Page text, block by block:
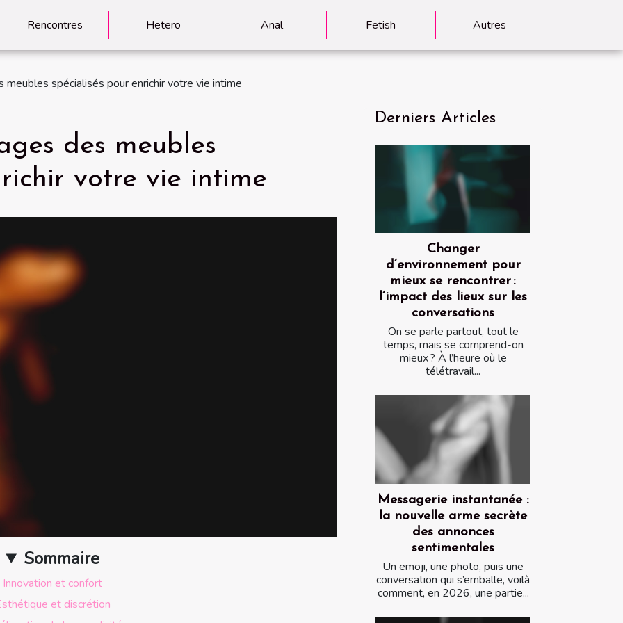
Rencontres Hetero Anal Fetish Autres
spécialisés pour enrichir votre vie intime
des meubles
votre vie intime
Sommaire
Innovation et confort
et discrétion
Derniers Articles
Changer
d’environnement pour
mieux se rencontrer :
l’impact des lieux sur les
conversations
On se parle partout, tout le
temps, mais se comprend-on
mieux ? À l’heure où le
télétravail...
Messagerie instantanée :
la nouvelle arme secrète
des annonces
sentimentales
Un emoji, une photo, puis une
conversation qui s’emballe, voilà
comment, en 2026, une partie...